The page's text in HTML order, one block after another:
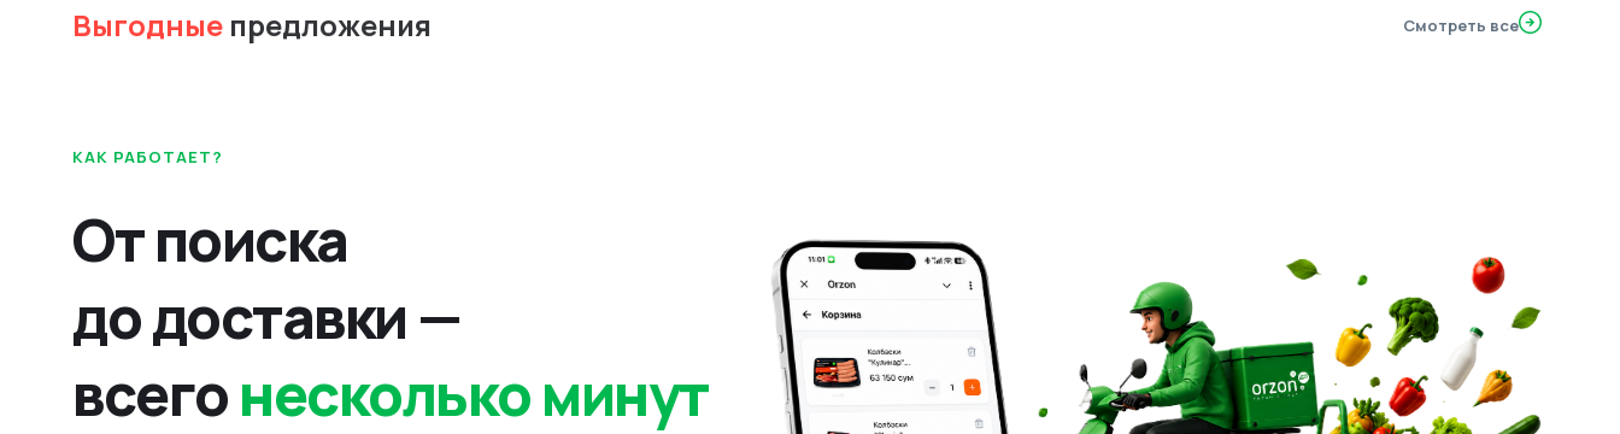
Выгодные предложения Смотреть все
КАК РАБОТАЕТ?
От поиска
до доставки —
всегонесколько минут